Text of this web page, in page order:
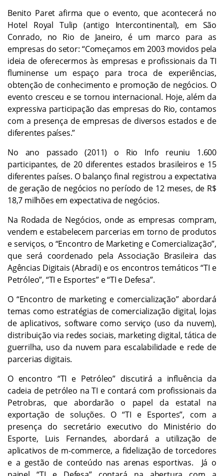
Benito Paret afirma que o evento, que acontecerá no
Hotel Royal Tulip (antigo Intercontinental), em São
Conrado, no Rio de Janeiro, é um marco para as
empresas do setor: “Começamos em 2003 movidos pela
ideia de oferecermos às empresas e profissionais da TI
fluminense um espaço para troca de experiências,
obtenção de conhecimento e promoção de negócios. O
evento cresceu e se tornou internacional. Hoje, além da
expressiva participação das empresas do Rio, contamos
com a presença de empresas de diversos estados e de
diferentes países.”
No ano passado (2011) o Rio Info reuniu 1.600
participantes, de 20 diferentes estados brasileiros e 15
diferentes países. O balanço final registrou a expectativa
de geração de negócios no período de 12 meses, de R$
18,7 milhões em expectativa de negócios.
Na Rodada de Negócios, onde as empresas compram,
vendem e estabelecem parcerias em torno de produtos
e serviços, o “Encontro de Marketing e Comercialização”,
que será coordenado pela Associação Brasileira das
Agências Digitais (Abradi) e os encontros temáticos “TI e
Petróleo”, “TI e Esportes” e “TI e Defesa”.
O “Encontro de marketing e comercialização” abordará
temas como estratégias de comercialização digital, lojas
de aplicativos, software como serviço (uso da nuvem),
distribuição via redes sociais, marketing digital, tática de
guerrilha, uso da nuvem para escalabilidade e rede de
parcerias digitais.
O encontro “TI e Petróleo” discutirá a influência da
cadeia de petróleo na TI e contará com profissionais da
Petrobras, que abordarão o papel da estatal na
exportação de soluções. O “TI e Esportes”, com a
presença do secretário executivo do Ministério do
Esporte, Luis Fernandes, abordará a utilização de
aplicativos de m-commerce, a fidelização de torcedores
e a gestão de conteúdo nas arenas esportivas. Já o